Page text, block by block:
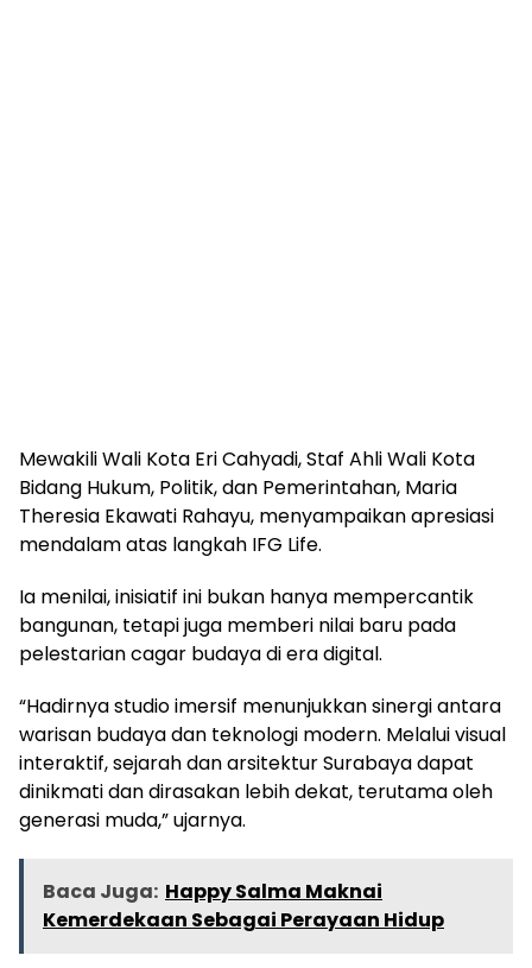
Mewakili Wali Kota Eri Cahyadi, Staf Ahli Wali Kota
Bidang Hukum, Politik, dan Pemerintahan, Maria
Theresia Ekawati Rahayu, menyampaikan apresiasi
mendalam atas langkah IFG Life.
Ia menilai, inisiatif ini bukan hanya mempercantik
bangunan, tetapi juga memberi nilai baru pada
pelestarian cagar budaya di era digital.
“Hadirnya studio imersif menunjukkan sinergi antara
warisan budaya dan teknologi modern. Melalui visual
interaktif, sejarah dan arsitektur Surabaya dapat
dinikmati dan dirasakan lebih dekat, terutama oleh
generasi muda,” ujarnya.
Baca Juga: Happy Salma Maknai
Kemerdekaan Sebagai Perayaan Hidup